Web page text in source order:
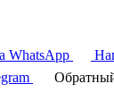
WhatsApp